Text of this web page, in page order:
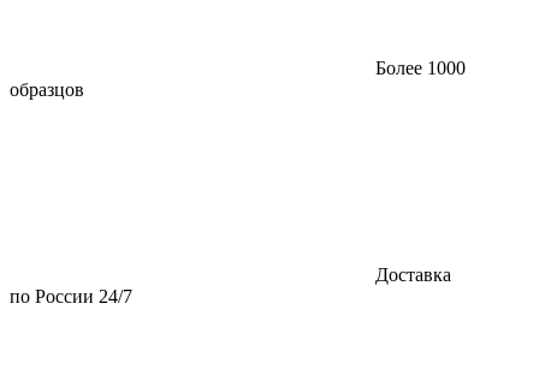
Более 1000
образцов
Доставка
по России 24/7